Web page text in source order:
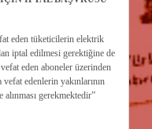
eden tüketicilerin elektrik
iptal edilmesi gerektiğine de
eden aboneler üzerinden
edenlerin yakınlarının
gerekmektedir”